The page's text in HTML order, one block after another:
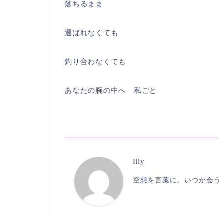
落ちるまま
選ばれなくても
釣り合わなくても
あなたの腕の中へ 私ごと
lily
空想を言葉に。いつか会